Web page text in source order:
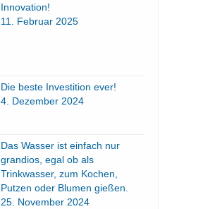
Innovation!
11. Februar 2025
Die beste Investition ever!
4. Dezember 2024
Das Wasser ist einfach nur
grandios, egal ob als
Trinkwasser, zum Kochen,
Putzen oder Blumen gießen.
25. November 2024